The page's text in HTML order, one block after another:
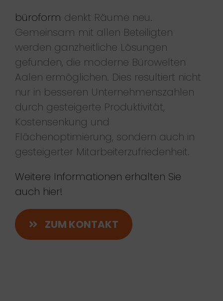
büroform denkt Räume neu.
Gemeinsam mit allen Beteiligten
werden ganzheitliche Lösungen
gefunden, die moderne Bürowelten
Aalen ermöglichen. Dies resultiert nicht
nur in besseren Unternehmenszahlen
durch gesteigerte Produktivität,
Kostensenkung und
Flächenoptimierung, sondern auch in
gesteigerter Mitarbeiterzufriedenheit.
Weitere Informationen erhalten Sie
auch hier!
ZUM KONTAKT